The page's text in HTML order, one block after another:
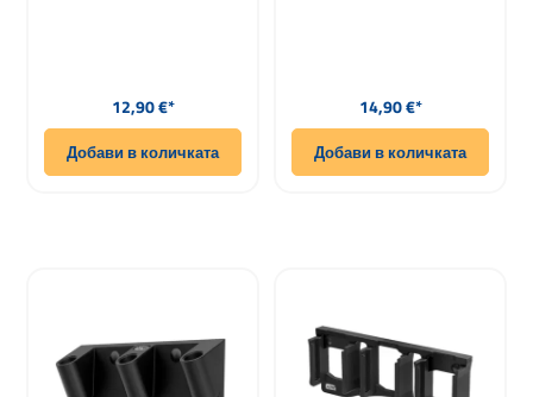
Редовна цена:
12,90 €*
Добави в количката
Редовна цена:
14,90 €*
Добави в количката